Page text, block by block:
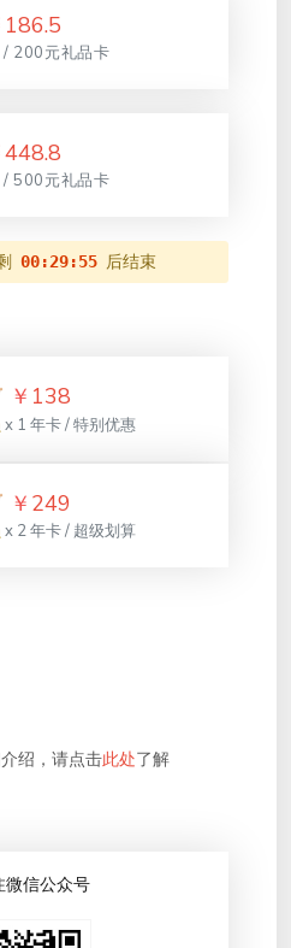
186.5
200元礼品卡
448.8
500元礼品卡
00:29:55 后结束
￥ 138
x 1 年卡 / 特别优惠
￥ 249
x 2 年卡 / 超级划算
绍，请点击此处了解
微信公众号